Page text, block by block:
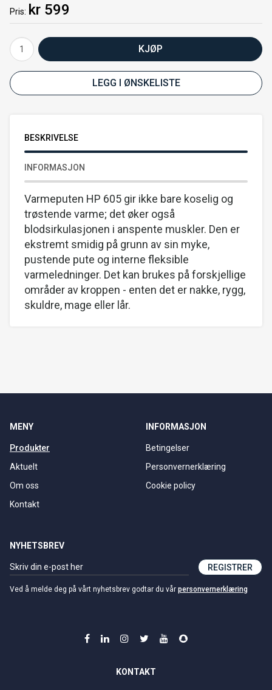
Pris kr 599
KJØP
LEGG I ØNSKELISTE
BESKRIVELSE
INFORMASJON
Varmeputen HP 605 gir ikke bare koselig og
trøstende varme; det øker også
blodsirkulasjonen i anspente muskler. Den er
ekstremt smidig på grunn av sin myke,
pustende pute og interne fleksible
varmeledninger. Det kan brukes på forskjellige
områder av kroppen - enten det er nakke, rygg,
skuldre, mage eller lår.
MENY
Produkter
Aktuelt
Om oss
Kontakt
INFORMASJON
Betingelser
Personvernerklæring
Cookie policy
NYHETSBREV
REGISTRER
Ved å melde deg på vårt nyhetsbrev godtar du vår personvernerklæring
KONTAKT